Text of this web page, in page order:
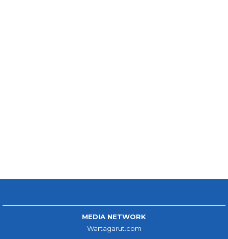
MEDIA NETWORK
Wartagarut.com